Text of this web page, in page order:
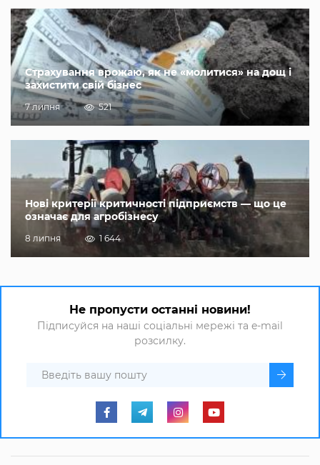
Страхування врожаю, як не «молитися» на дощ і
захистити свій бізнес
7 липня 521
Нові критерії критичності підприємств — що це
означає для агробізнесу
8 липня 1 644
Не пропусти останні новини!
Підписуйся на наші соціальні мережі та e-mail
розсилку.